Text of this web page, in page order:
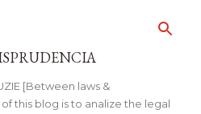
[Between laws &
this blog is to analize the legal